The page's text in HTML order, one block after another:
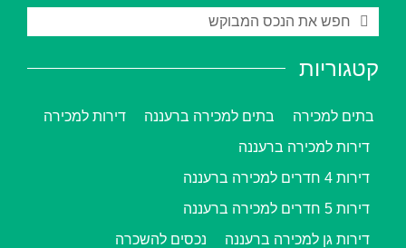
קטגוריות
בתים למכירה בתים למכירה ברעננה
דירות למכירה
דירות למכירה ברעננה
דירות 4 חדרים למכירה ברעננה
דירות 5 חדרים למכירה ברעננה
דירות גן למכירה ברעננה
נכסים להשכרה